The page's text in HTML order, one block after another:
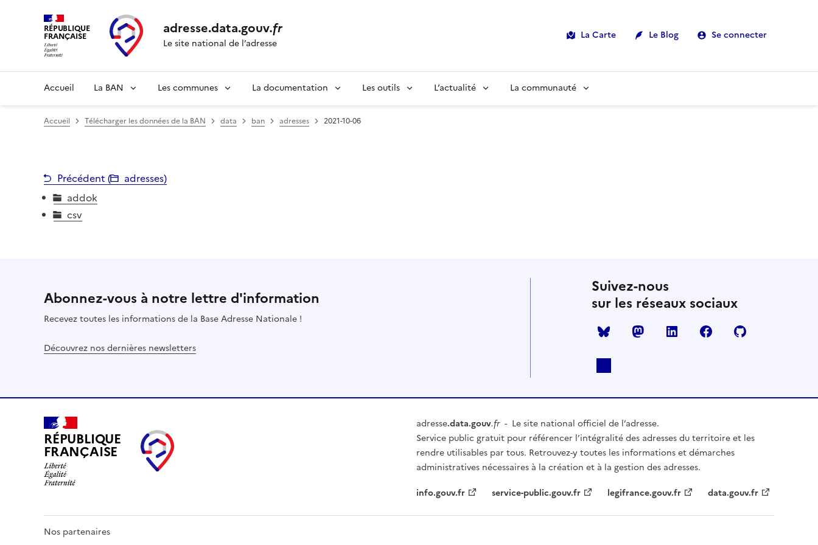
RÉPUBLIQUE
FRANÇAISE adresse.data.gouv.fr
Le site national de l’adresse
La Carte Le Blog Se connecter
Accueil La BAN Les communes La documentation Les outils L’actualité La communauté
Accueil Télécharger les données de la BAN data ban adresses 2021-10-06
Précédent ( adresses)
addok
csv
Abonnez-vous à notre lettre d'information
Recevez toutes les informations de la Base Adresse Nationale !
Découvrez nos dernières newsletters
Suivez-nous
sur les réseaux sociaux
MastodonLinkedIn Facebook
RÉPUBLIQUE
FRANÇAISE
adresse.data.gouv.fr- Le site national officiel de l’adresse.
Service public gratuit pour référencer l’intégralité des adresses du territoire et les
rendre utilisables par tous. Retrouvez-y toutes les informations et démarches
administratives nécessaires à la création et à la gestion des adresses.
info.gouv.fr
service-public.gouv.fr legifrance.gouv.fr data.gouv.fr
Nos partenaires